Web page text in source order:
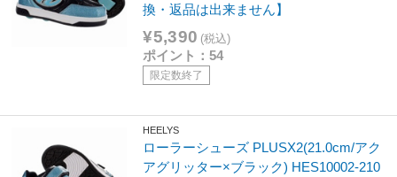
換・返品は出来ません】
¥5,390 (税込)
ポイント：54
限定数終了
HEELYS
ローラーシューズ PLUSX2(21.0cm/アク
アグリッター×ブラック) HES10002-210